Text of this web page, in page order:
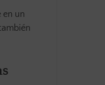
en un